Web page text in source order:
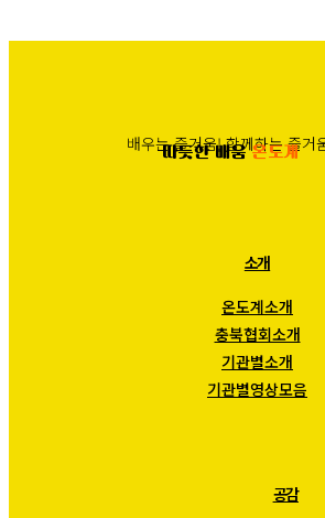
배우는 즐거움! 함께하는 즐거
따듯한 배움온도계
소개
온도계소개
충북협회소개
기관별소개
기관별영상모음
공감